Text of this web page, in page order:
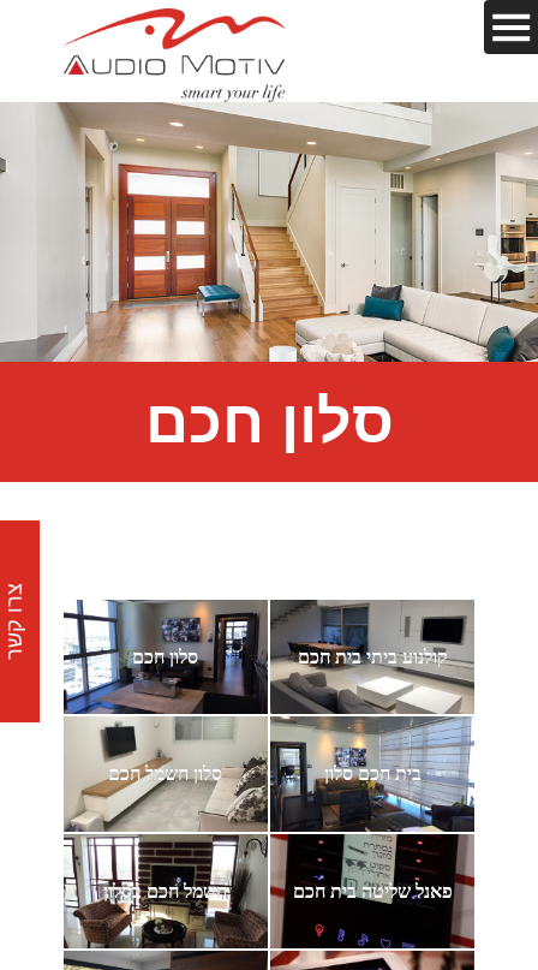
סלון חכם
קולנוע ביתי בית חכם סלון חכם
בית חכם סלון סלון חשמל חכם
פאנל שליטה בית חכם חשמל חכם בסלון
צרו קשר